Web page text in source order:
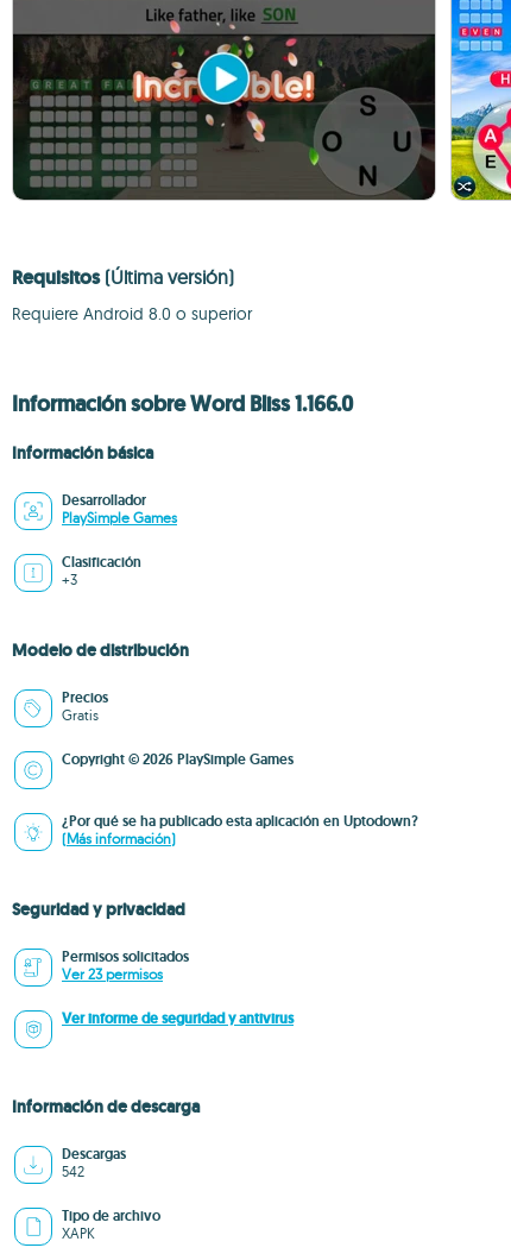
Requisitos (Última versión)
Requiere Android 8.0 o superior
Información sobre Word Bliss 1.166.0
Información básica
Desarrollador
PlaySimple Games
Clasificación
+3
Modelo de distribución
Precios
Gratis
Copyright © 2026 PlaySimple Games
¿Por qué se ha publicado esta aplicación en Uptodown?
(Más información)
Seguridad y privacidad
Permisos solicitados
Ver 23 permisos
Ver informe de seguridad y antivirus
Información de descarga
Descargas
542
Tipo de archivo
XAPK